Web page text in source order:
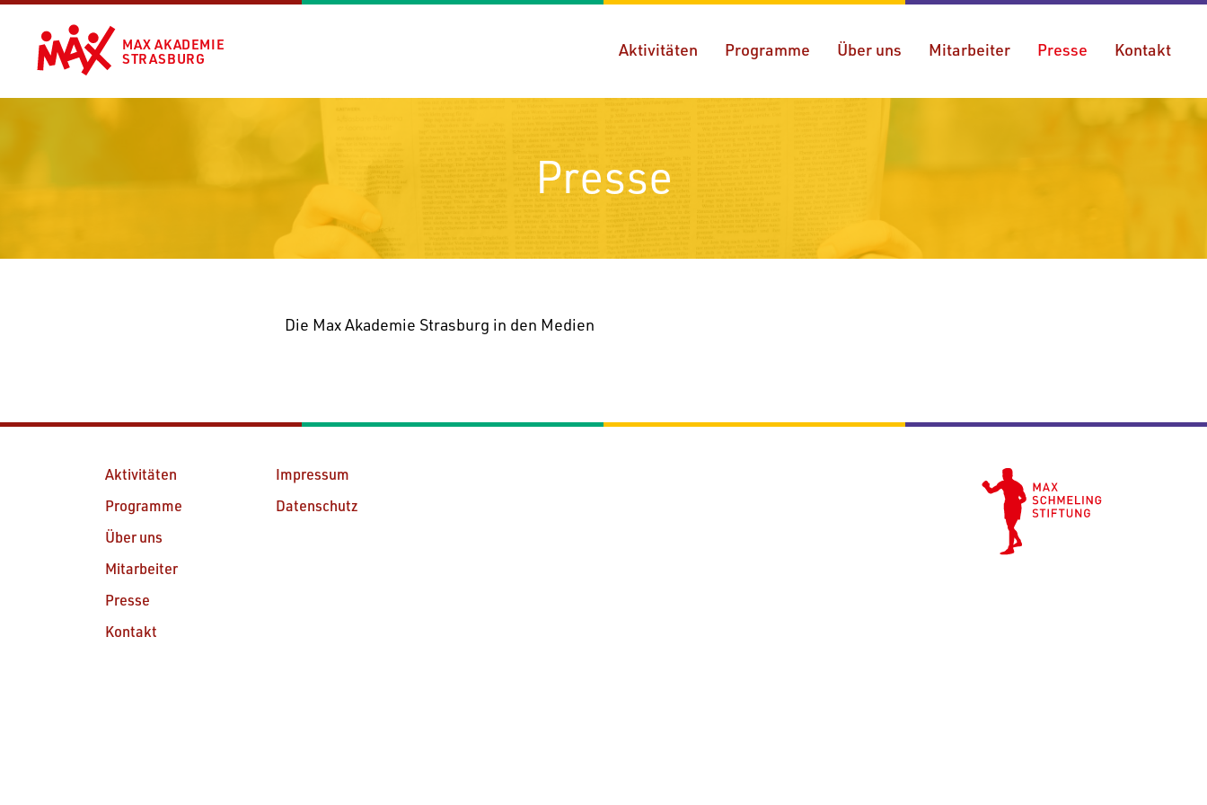
MAX AKADEMIE
STRASBURG
Aktivitäten Programme Über uns Mitarbeiter Presse Kontakt
Presse
Die Max Akademie Stras­burg in den Medien
Aktivitäten
Programme
Über uns
Mitarbeiter
Presse
Kontakt
Impressum
Datenschutz